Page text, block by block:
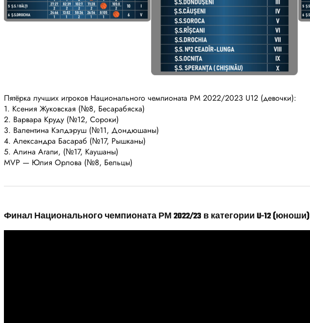
Пятёрка лучших игроков Национального чемпионата РМ 2022/2023 U12 (девочки):
1. Ксения Жуковская (№8, Бесарабяска)
2. Варвара Круду (№12, Сороки)
3. Валентина Кэлдэруш (№11, Дондюшаны)
4. Александра Басараб (№17, Рышканы)
5. Алина Агапи, (№17, Каушаны)
MVP — Юлия Орлова (№8, Бельцы)
Финал Национального чемпионата РМ 2022/23 в категории U-12 (юноши)